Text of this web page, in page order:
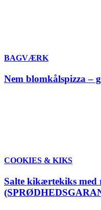
BAGVÆRK
Nem blomkålspizza –
COOKIES & KIKS
Salte kikærtekiks med